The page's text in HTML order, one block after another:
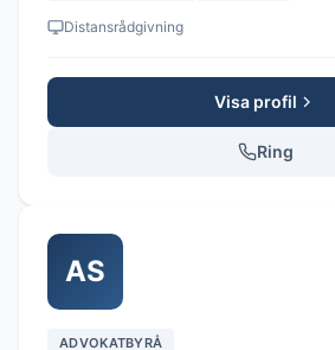
Distansrådgivning
Visa profil
Ring
AS
ADVOKATBYRÅ